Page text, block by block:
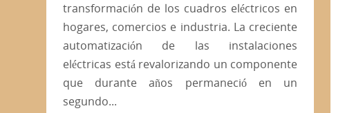
transformación de los cuadros eléctricos en
hogares, comercios e industria. La creciente
automatización de las instalaciones
eléctricas está revalorizando un componente
que durante años permaneció en un
segundo...